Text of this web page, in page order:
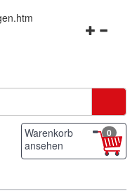
Warenkorb
ansehen
0